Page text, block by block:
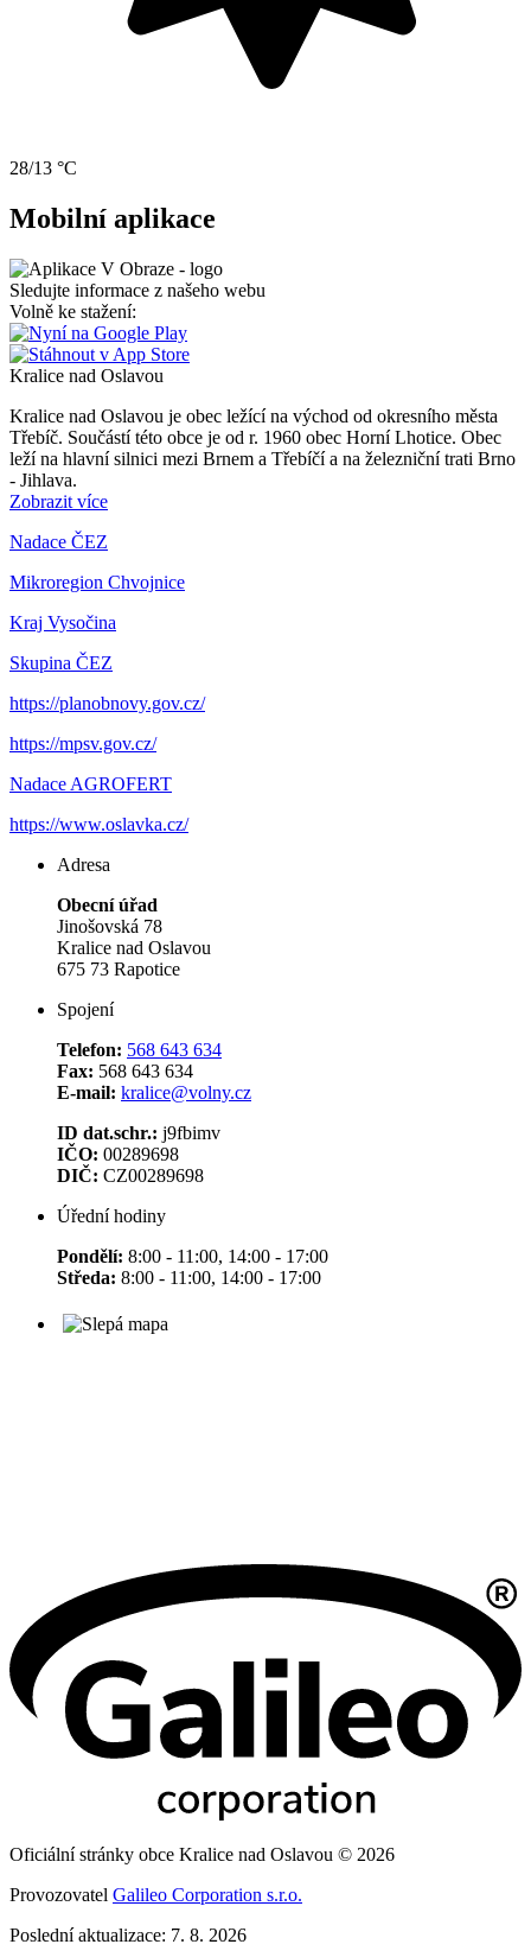
28/13 °C
Mobilní aplikace
Sledujte informace z našeho webu
Volně ke stažení:
Kralice nad Oslavou
Kralice nad Oslavou je obec ležící na východ od okresního města
Třebíč. Součástí této obce je od r. 1960 obec Horní Lhotice. Obec
leží na hlavní silnici mezi Brnem a Třebíčí a na železniční trati Brno
- Jihlava.
Zobrazit více
Nadace ČEZ
Mikroregion Chvojnice
Kraj Vysočina
Skupina ČEZ
https://planobnovy.gov.cz/
https://mpsv.gov.cz/
Nadace AGROFERT
https://www.oslavka.cz/
Adresa
Obecní úřad
Jinošovská 78
Kralice nad Oslavou
675 73 Rapotice
Spojení
Telefon: 568 643 634
Fax: 568 643 634
E-mail: kralice@volny.cz
ID dat.schr.: j9fbimv
IČO: 00289698
DIČ: CZ00289698
Úřední hodiny
Pondělí: 8:00 - 11:00, 14:00 - 17:00
Středa: 8:00 - 11:00, 14:00 - 17:00
Oficiální stránky obce Kralice nad Oslavou © 2026
Provozovatel Galileo Corporation s.r.o.
Poslední aktualizace: 7. 8. 2026